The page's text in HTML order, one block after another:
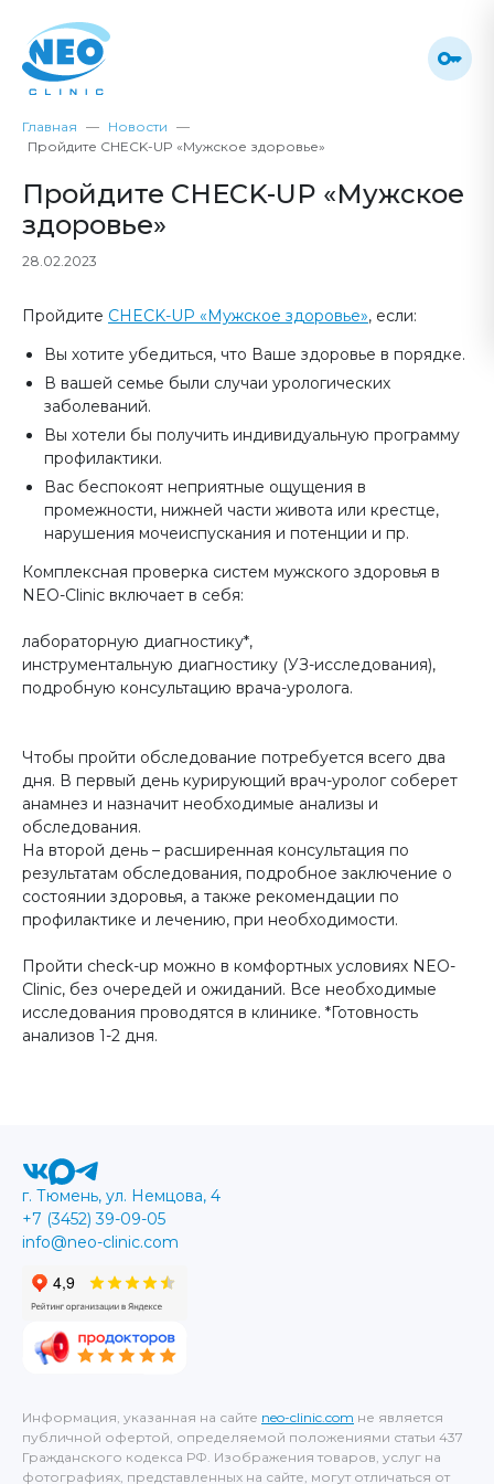
Главная
Новости
Пройдите CHECK-UP «Мужское здоровье»
Пройдите CHECK-UP «Мужское
здоровье»
28.02.2023
Пройдите CHECK-UP «Мужское здоровье», если:
Вы хотите убедиться, что Ваше здоровье в порядке.
В вашей семье были случаи урологических
заболеваний.
Вы хотели бы получить индивидуальную программу
профилактики.
Вас беспокоят неприятные ощущения в
промежности, нижней части живота или крестце,
нарушения мочеиспускания и потенции и пр.
Комплексная проверка систем мужского здоровья в
NEO-Clinic включает в себя:
лабораторную диагностику*,
инструментальную диагностику (УЗ-исследования),
подробную консультацию врача-уролога.
Чтобы пройти обследование потребуется всего два
дня. В первый день курирующий врач-уролог соберет
анамнез и назначит необходимые анализы и
обследования.
На второй день – расширенная консультация по
результатам обследования, подробное заключение о
состоянии здоровья, а также рекомендации по
профилактике и лечению, при необходимости.
Пройти check-up можно в комфортных условиях NEO-
Clinic, без очередей и ожиданий. Все необходимые
исследования проводятся в клинике. *Готовность
анализов 1-2 дня.
Информация, указанная на сайте neo-clinic.com не является
публичной офертой, определяемой положениями статьи 437
Гражданского кодекса РФ. Изображения товаров, услуг на
фотографиях, представленных на сайте, могут отличаться от
г. Тюмень, ул. Немцова, 4
+7 (3452) 39-09-05
info@neo-clinic.com